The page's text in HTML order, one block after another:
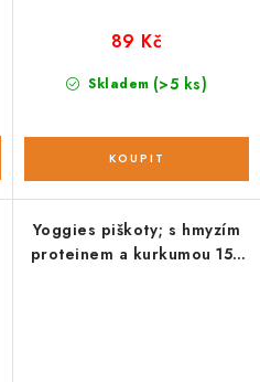
Skladem (>5 ks)
89 Kč
Yoggies piškoty; s hmyzím
proteinem a kurkumou 150